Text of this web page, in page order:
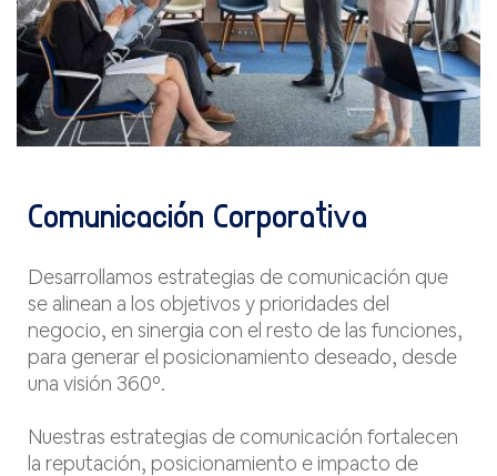
Comunicación Corporativa
Desarrollamos estrategias de comunicación que
se alinean a los objetivos y prioridades del
negocio, en sinergia con el resto de las funciones,
para generar el posicionamiento deseado, desde
una visión 360º.
Nuestras estrategias de comunicación fortalecen
la reputación, posicionamiento e impacto de